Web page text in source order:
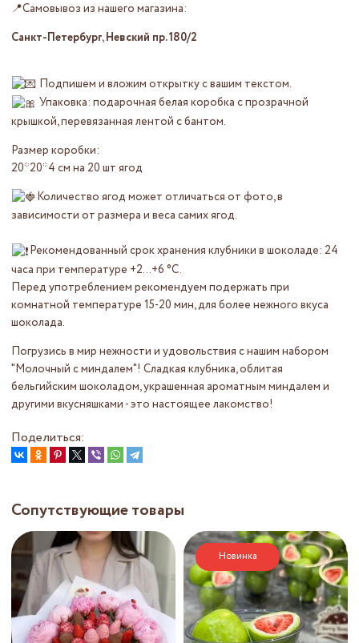
📍Самовывоз из нашего магазина:
Санкт-Петербург, Невский пр. 180/2
Подпишем и вложим открытку с вашим текстом.
Упаковка: подарочная белая коробка с прозрачной
крышкой, перевязанная лентой с бантом.
Размер коробки:
20*20*4 см на 20 шт ягод
Количество ягод может отличаться от фото, в
зависимости от размера и веса самих ягод.
Рекомендованный срок хранения клубники в шоколаде: 24
часа при температуре +2…+6 °C.
Перед употреблением рекомендуем подержать при
комнатной температуре 15-20 мин, для более нежного вкуса
шоколада.
Погрузись в мир нежности и удовольствия с нашим набором
"Молочный с миндалем"! Сладкая клубника, облитая
бельгийским шоколадом, украшенная ароматным миндалем и
другими вкусняшками - это настоящее лакомство!
Поделиться:
Сопутствующие товары
Новинка